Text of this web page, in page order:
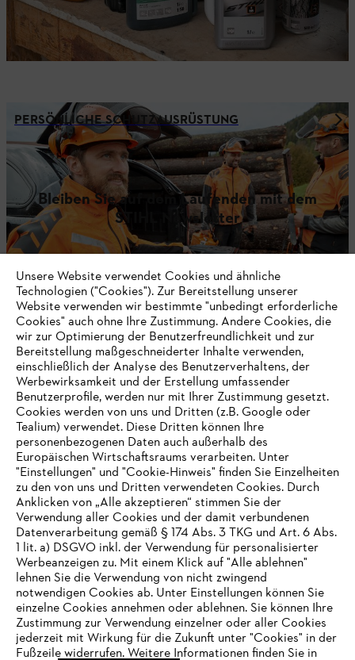
PERSÖNLICHE SCHUTZAUSRÜSTUNG
Bleiben Sie auf dem Laufenden mit dem
STIHL Newsletter
E-Mail-Adresse
Jetzt anmelden
#STIHL
Unternehmen
Häufig gestellte Fragen
IHR BROWSER WIRD NICHT
UNTERSTÜTZT
Sie nutzen einen Browser, den wir noch nicht unterstützen. Für
eine optimale Nutzung unserer Seite empfehlen wir Ihnen, zu
Unsere Website verwendet Cookies und ähnliche
Technologien ("Cookies"). Zur Bereitstellung unserer
Website verwenden wir bestimmte "unbedingt erforderliche
Cookies" auch ohne Ihre Zustimmung. Andere Cookies, die
wir zur Optimierung der Benutzerfreundlichkeit und zur
Bereitstellung maßgeschneiderter Inhalte verwenden,
einschließlich der Analyse des Benutzerverhaltens, der
Werbewirksamkeit und der Erstellung umfassender
Benutzerprofile, werden nur mit Ihrer Zustimmung gesetzt.
Cookies werden von uns und Dritten (z.B. Google oder
Tealium) verwendet. Diese Dritten können Ihre
personenbezogenen Daten auch außerhalb des
Europäischen Wirtschaftsraums verarbeiten. Unter
"Einstellungen" und "Cookie-Hinweis" finden Sie Einzelheiten
zu den von uns und Dritten verwendeten Cookies. Durch
Anklicken von „Alle akzeptieren“ stimmen Sie der
Verwendung aller Cookies und der damit verbundenen
Datenverarbeitung gemäß § 174 Abs. 3 TKG und Art. 6 Abs.
1 lit. a) DSGVO inkl. der Verwendung für personalisierter
Werbeanzeigen zu. Mit einem Klick auf "Alle ablehnen"
lehnen Sie die Verwendung von nicht zwingend
notwendigen Cookies ab. Unter Einstellungen können Sie
einzelne Cookies annehmen oder ablehnen. Sie können Ihre
Zustimmung zur Verwendung einzelner oder aller Cookies
jederzeit mit Wirkung für die Zukunft unter "Cookies" in der
Fußzeile widerrufen. Weitere Informationen finden Sie in